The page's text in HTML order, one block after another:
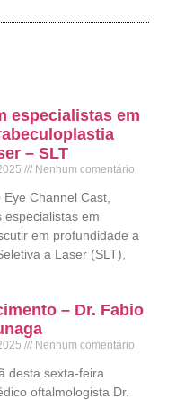
especialistas em
– SLT
Nenhum comentário
Channel Cast,
especialistas em
em profundidade a
a Laser (SLT),
– Dr. Fabio
Nenhum comentário
desta sexta-feira
oftalmologista Dr.